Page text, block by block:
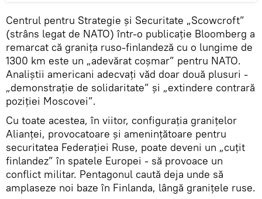
Centrul pentru Strategie și Securitate „Scowcroft”
(strâns legat de NATO) într-o publicație Bloomberg a
remarcat că granița ruso-finlandeză cu o lungime de
1300 km este un „adevărat coșmar” pentru NATO.
Analiștii americani adecvați văd doar două plusuri -
„demonstrație de solidaritate” și „extindere contrară
poziției Moscovei”.
Cu toate acestea, în viitor, configurația granițelor
Alianței, provocatoare și amenințătoare pentru
securitatea Federației Ruse, poate deveni un „cuțit
finlandez” în spatele Europei - să provoace un
conflict militar. Pentagonul caută deja unde să
amplaseze noi baze în Finlanda, lângă granițele ruse.